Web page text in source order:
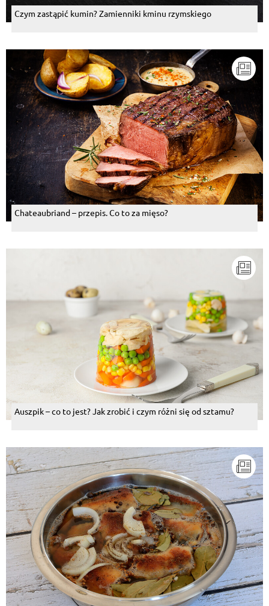
Czym zastąpić kumin? Zamienniki kminu rzymskiego
Chateaubriand – przepis. Co to za mięso?
Auszpik – co to jest? Jak zrobić i czym różni się od sztamu?